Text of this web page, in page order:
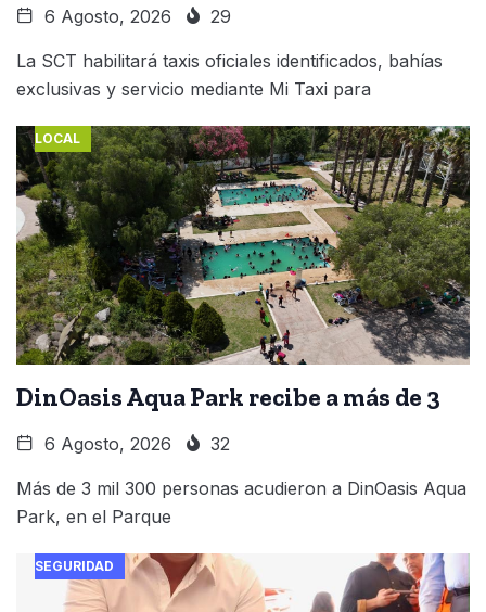
6 Agosto, 2026 29
La SCT habilitará taxis oficiales identificados, bahías
exclusivas y servicio mediante Mi Taxi para
LOCAL
DinOasis Aqua Park recibe a más de 3
6 Agosto, 2026 32
Más de 3 mil 300 personas acudieron a DinOasis Aqua
Park, en el Parque
SEGURIDAD